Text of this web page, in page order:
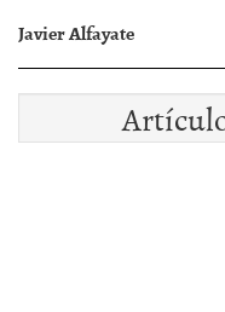
Javier Alfayate